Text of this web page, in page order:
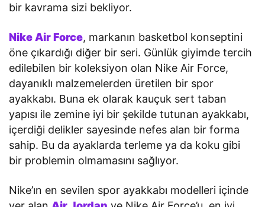
bir kavrama sizi bekliyor.
Nike Air Force, markanın basketbol konseptini
öne çıkardığı diğer bir seri. Günlük giyimde tercih
edilebilen bir koleksiyon olan Nike Air Force,
dayanıklı malzemelerden üretilen bir spor
ayakkabı. Buna ek olarak kauçuk sert taban
yapısı ile zemine iyi bir şekilde tutunan ayakkabı,
içerdiği delikler sayesinde nefes alan bir forma
sahip. Bu da ayaklarda terleme ya da koku gibi
bir problemin olmamasını sağlıyor.
Nike’ın en sevilen spor ayakkabı modelleri içinde